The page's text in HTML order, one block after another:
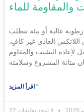
والمقاومة للماء
عالية أو بيئة تتطلب
اللاتكس العادي غير كافٍ.
لإعادة التشتت والمقاوم
اقرأ المزيد "
لا توجد تعليقات